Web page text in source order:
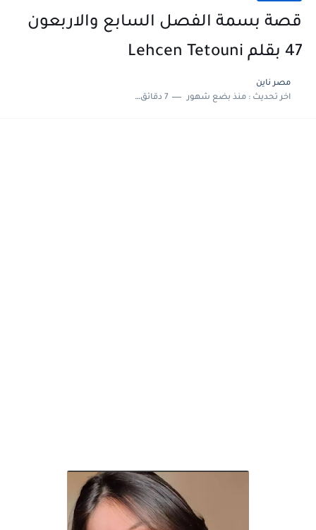
قصة بسمة الفصل السابع والاربعون
47 بقلم Lehcen Tetouni
مصر ناين
اخر تحديث :منذ بضع شهور 7 دقائق للقراءة